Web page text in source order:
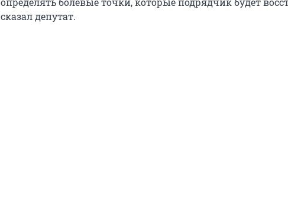
сказал депутат.